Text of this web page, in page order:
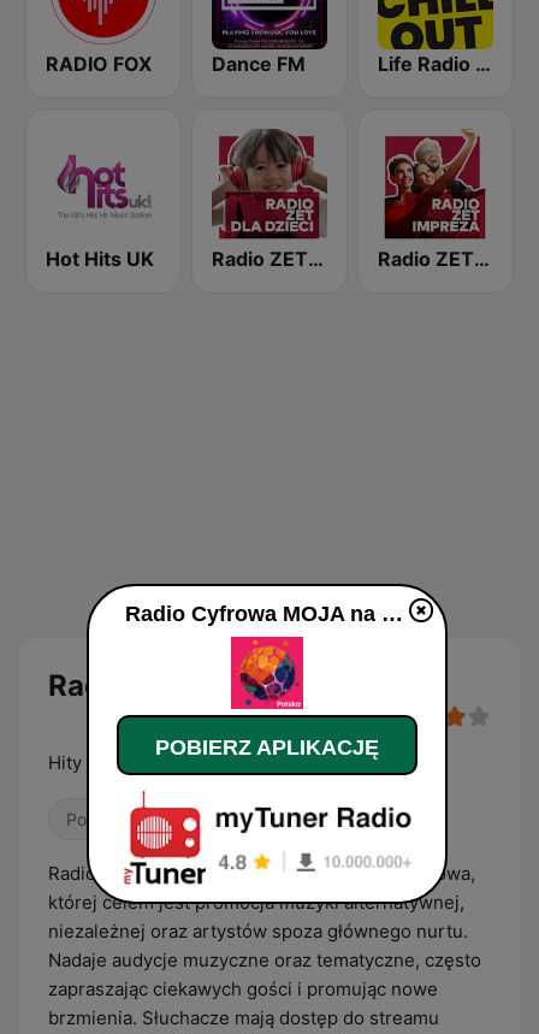
RADIO FOX Dance FM Life Radio Chill Out
Hot Hits UK Radio ZET Kids Radio ZET Party
Radio Cyfrowa MOJA
Hity Nr.1 w Polsce
Pop / Top 40 Lata 80. Lata 90.
Radio Cyfrowa MOJA to polska stacja internetowa,
której celem jest promocja muzyki alternatywnej,
niezależnej oraz artystów spoza głównego nurtu.
Nadaje audycje muzyczne oraz tematyczne, często
zapraszając ciekawych gości i promując nowe
brzmienia. Słuchacze mają dostęp do streamu
Radio Cyfrowa MOJA na żywo
POBIERZ APLIKACJĘ